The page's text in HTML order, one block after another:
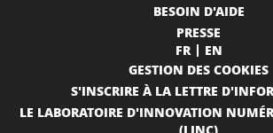
BESOIN D'AIDE
PRESSE
FR
EN
GESTION DES COOKIES
S'INSCRIRE À LA LETTRE
LE LABORATOIRE D'INNOVATION
(LINC)